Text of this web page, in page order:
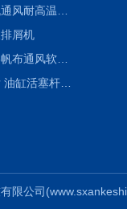
屑机
BD-5426帆布通风软连接水泥布袋陕西生产厂家
现货批发 油缸活塞杆圆形保护套
有限公司